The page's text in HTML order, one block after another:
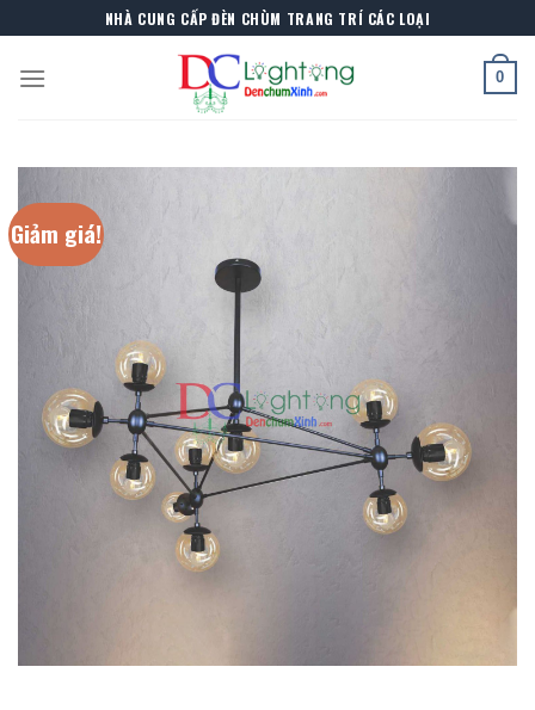
to
content
NHÀ CUNG CẤP ĐÈN CHÙM TRANG TRÍ CÁC LOẠI
0
Giảm giá!